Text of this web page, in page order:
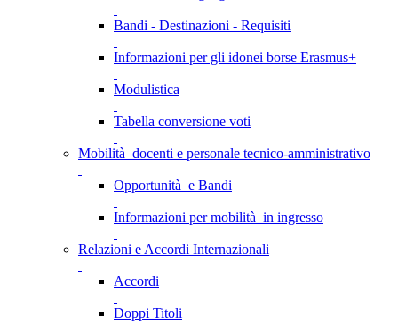
Bandi - Destinazioni - Requisiti
Informazioni per gli idonei borse Erasmus+
Modulistica
Tabella conversione voti
Mobilità docenti e personale tecnico-amministrativo
Opportunità e Bandi
Informazioni per mobilità in ingresso
Relazioni e Accordi Internazionali
Accordi
Doppi Titoli